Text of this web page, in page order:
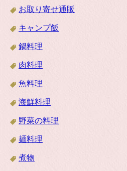
お取り寄せ通販
キャンプ飯
鍋料理
肉料理
魚料理
海鮮料理
野菜の料理
麺料理
煮物